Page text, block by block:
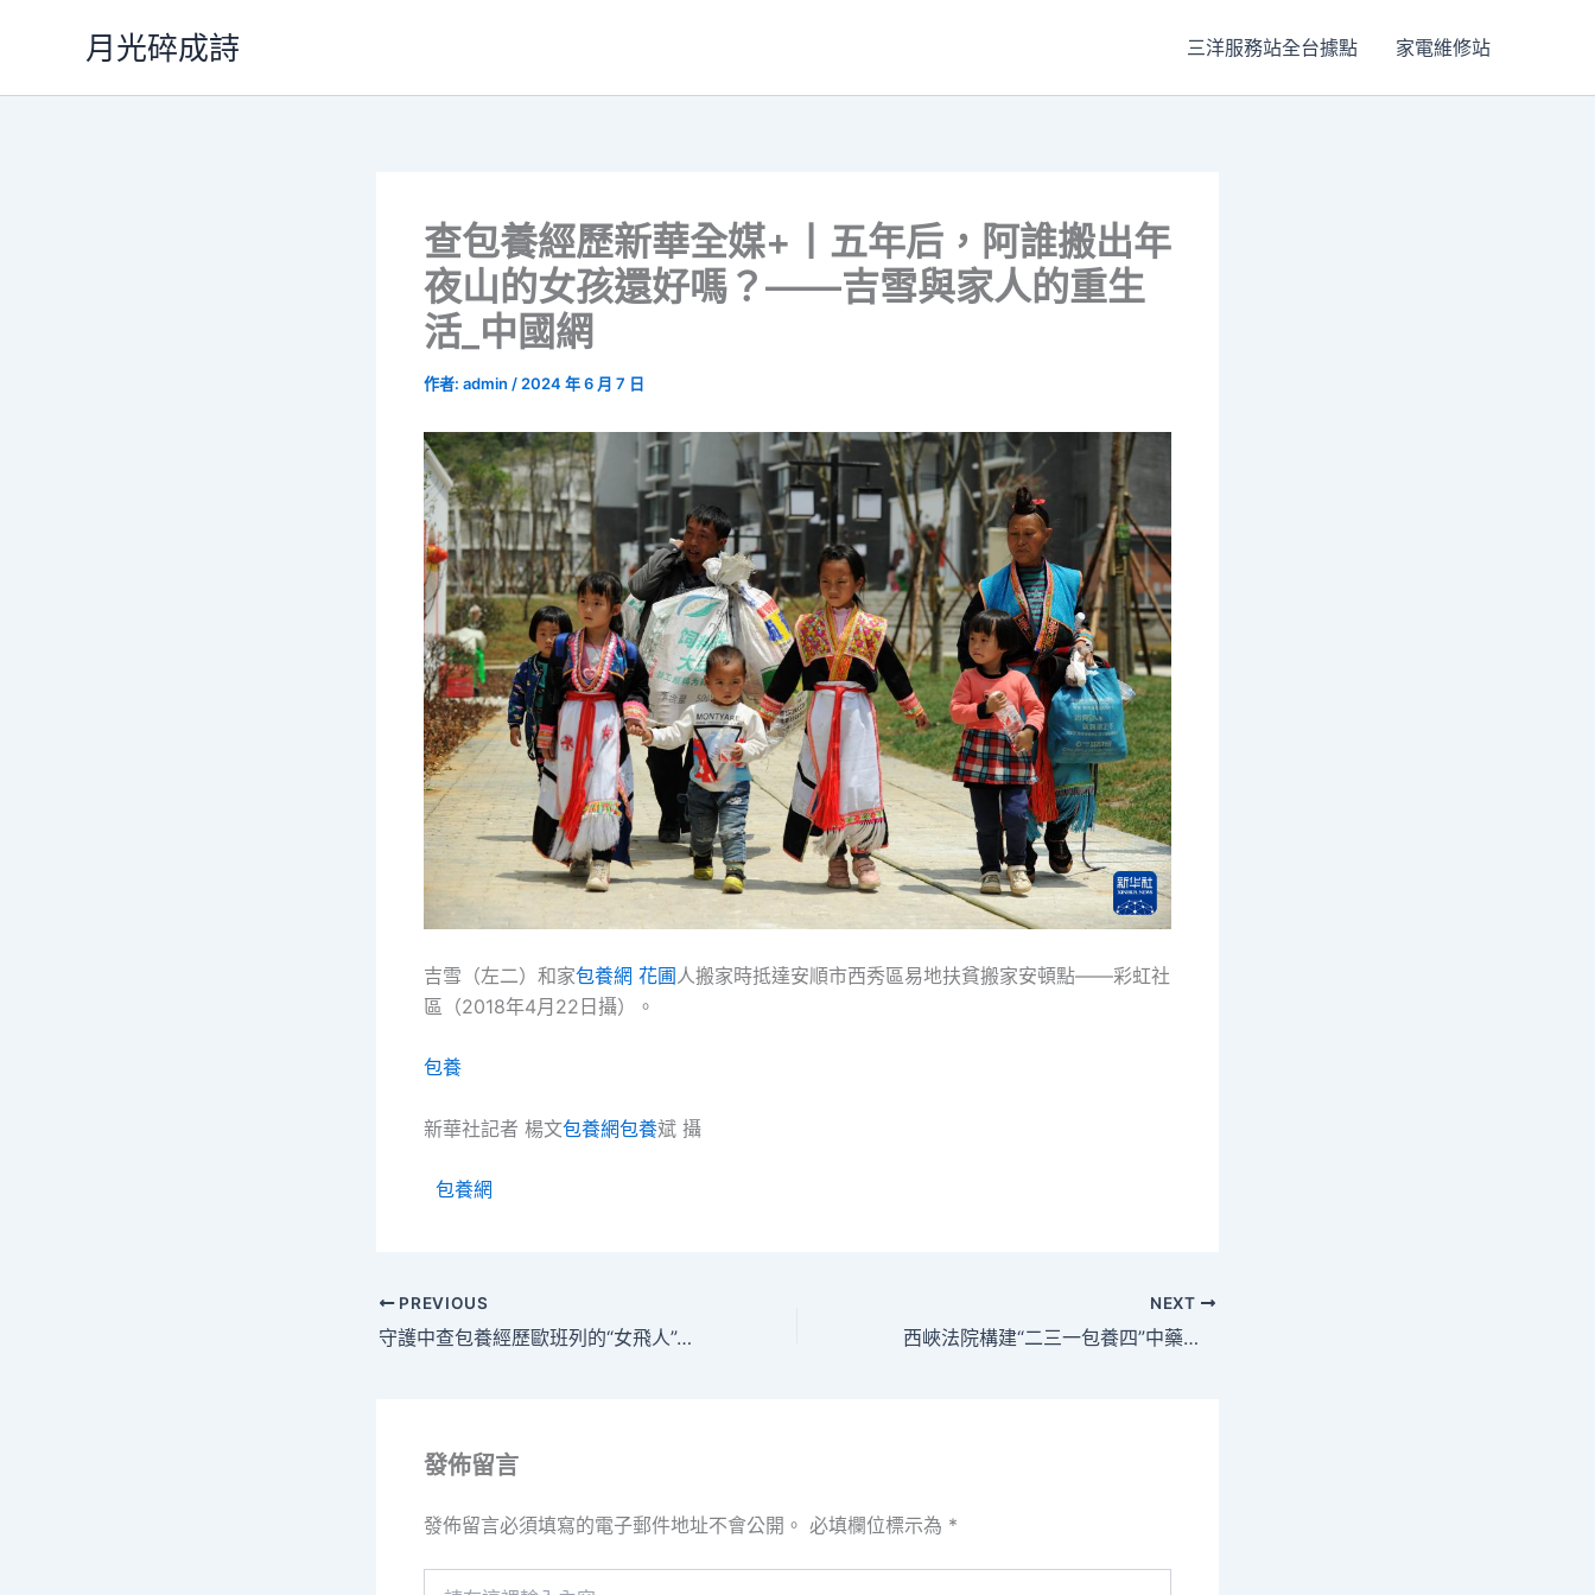
月光碎成詩 三洋服務站全台據點 家電維修站
查包養經歷新華全媒+丨五年后，阿誰搬出年
夜山的女孩還好嗎？——吉雪與家人的重生
活_中國網
作者: admin / 2024 年 6 月 7 日
吉雪（左二）和家包養網 花圃 人搬家時抵達安順市西秀區易地扶貧搬家安頓點——彩虹社
區（2018年4月22日攝）。
包養
新華社記者 楊文包養網包養斌 攝
包養網
PREVIOUS
守護中查包養經歷歐班列的“女飛人”_中國網
NEXT
西峽法院構建“二三一包養四”中藥材司法維護機制 -年夜河網
發佈留言
發佈留言必須填寫的電子郵件地址不會公開。 必填欄位標示為 *